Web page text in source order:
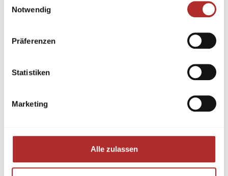
Notwendig
Präferenzen
Statistiken
Marketing
Alle zulassen